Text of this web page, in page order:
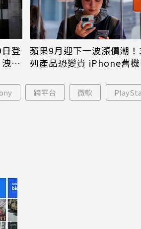
登
端
蘋果9月迎下一波漲價潮
列產品恐變貴 iPhone舊
跨平台 微軟